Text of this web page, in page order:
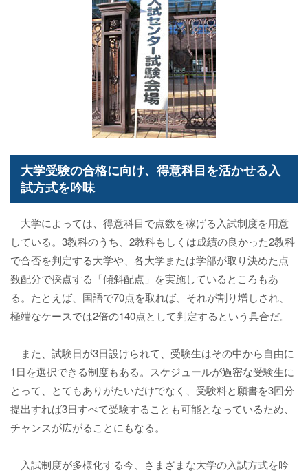
大学受験の合格に向け、得意科目を活かせる入
試方式を吟味
大学によっては、得意科目で点数を稼げる入試制度を用意
している。3教科のうち、2教科もしくは成績の良かった2教科
で合否を判定する大学や、各大学または学部が取り決めた点
数配分で採点する「傾斜配点」を実施しているところもあ
る。たとえば、国語で70点を取れば、それが割り増しされ、
極端なケースでは2倍の140点として判定するという具合だ。
また、試験日が3日設けられて、受験生はその中から自由に
1日を選択できる制度もある。スケジュールが過密な受験生に
とって、とてもありがたいだけでなく、受験料と願書を3回分
提出すれば3日すべて受験することも可能となっているため、
チャンスが広がることにもなる。
入試制度が多様化する今、さまざまな大学の入試方式を吟